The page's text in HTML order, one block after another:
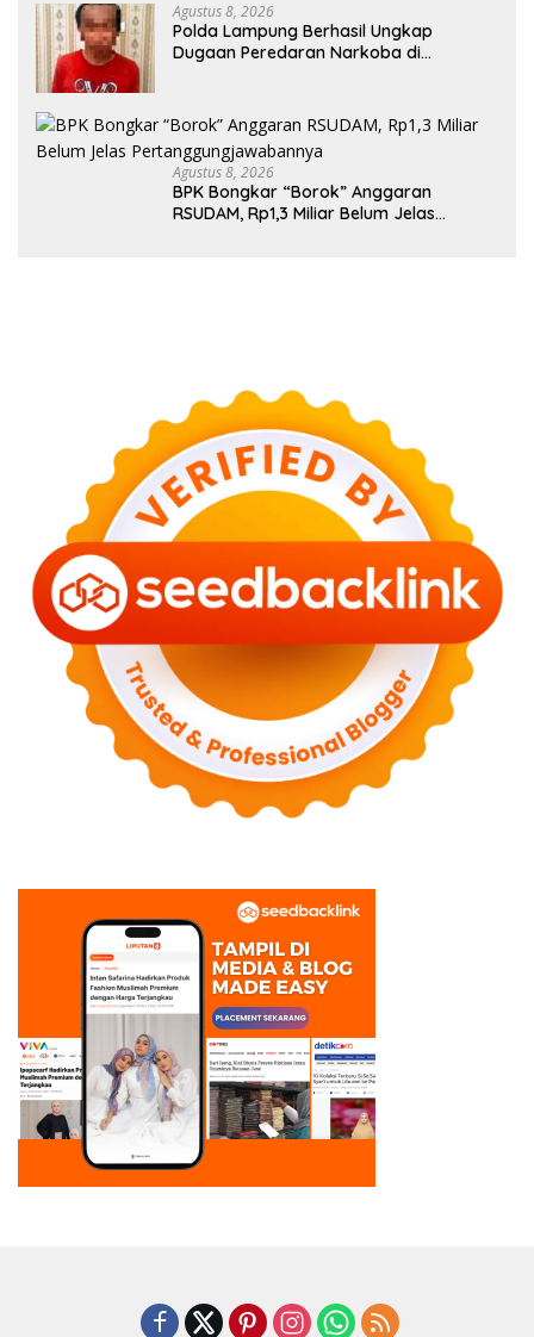
Agustus 8, 2026
Polda Lampung Berhasil Ungkap
Dugaan Peredaran Narkoba di
Agustus 8, 2026
BPK Bongkar “Borok” Anggaran
RSUDAM, Rp1,3 Miliar Belum Jelas